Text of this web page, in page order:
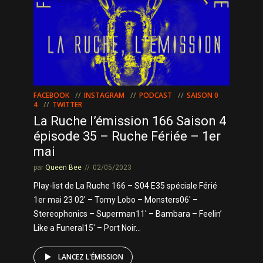
FACEBOOK INSTAGRAM PODCAST
SAISON 0
4
TWITTER
La Ruche l’émission 166 Saison 4
épisode 35 – Ruche Fériée – 1er
mai
par Queen Bee 02/05/2023
Play-list de La Ruche 166 – S04 E35 spéciale Férié
1er mai 23 02′ – Tomy Lobo – Monsters06′ –
Stereophonics – Superman11′ – Bambara – Feelin’
Like a Funeral15′ – Port Noir...
LANCEZ L'ÉMISSION